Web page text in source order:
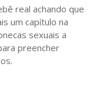
real achando que
um capítulo na
sexuais a
preencher